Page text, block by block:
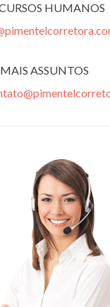
HUMANOS
ASSUNTOS